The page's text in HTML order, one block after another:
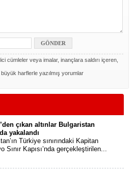
cümleler veya imalar, inançlara saldırı içeren,
harflerle yazılmış yorumlar
çıkan altınlar Bulgaristan
yakalandı
Türkiye sınırındaki Kapitan
Sınır Kapısı’nda gerçekleştirilen...